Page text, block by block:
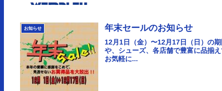
お知らせ 年末セールのお知らせ
12月1日（金）〜12月17日（日）の
や、シューズ、各店舗で豊富に品揃
お気軽に...